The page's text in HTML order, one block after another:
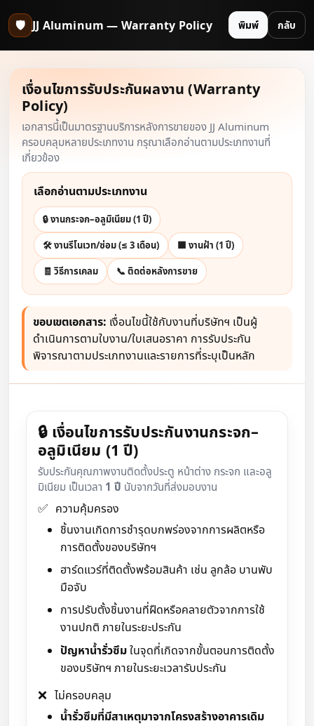
🛡️ JJ Aluminum — Warranty Policy พิมพ์ กลับ
เงื่อนไขการรับประกันผลงาน (Warranty
Policy)
เอกสารนี้เป็นมาตรฐานบริการหลังการขายของ JJ Aluminum
ครอบคลุมหลายประเภทงาน กรุณาเลือกอ่านตามประเภทงานที่
เกี่ยวข้อง
เลือกอ่านตามประเภทงาน
🔒 งานกระจก–อลูมิเนียม (1 ปี)
🛠 งานรีโนเวท/ซ่อม (≤ 3 เดือน) 🟧 งานฝ้า (1 ปี)
🧾 วิธีการเคลม 📞 ติดต่อหลังการขาย
ขอบเขตเอกสาร: เงื่อนไขนี้ใช้กับงานที่บริษัทฯ เป็นผู้
ดำเนินการตามใบงาน/ใบเสนอราคา การรับประกัน
พิจารณาตามประเภทงานและรายการที่ระบุเป็นหลัก
🔒 เงื่อนไขการรับประกันงานกระจก–
อลูมิเนียม (1 ปี)
รับประกันคุณภาพงานติดตั้งประตู หน้าต่าง กระจก และอลู
มิเนียม เป็นเวลา 1 ปี นับจากวันที่ส่งมอบงาน
✅ ความคุ้มครอง
ชิ้นงานเกิดการชำรุดบกพร่องจากการผลิตหรือ
การติดตั้งของบริษัทฯ
ฮาร์ดแวร์ที่ติดตั้งพร้อมสินค้า เช่น ลูกล้อ บานพับ
มือจับ
การปรับตั้งชิ้นงานที่ฝืดหรือคลายตัวจากการใช้
งานปกติ ภายในระยะประกัน
ปัญหาน้ำรั่วซึมในจุดที่เกิดจากขั้นตอนการติดตั้ง
ของบริษัทฯ ภายในระยะเวลารับประกัน
❌ ไม่ครอบคลุม
น้ำรั่วซึมที่มีสาเหตุมาจากโครงสร้างอาคารเดิม